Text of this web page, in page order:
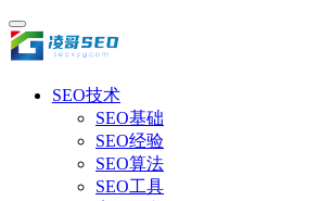
SEO技术
SEO基础
SEO经验
SEO算法
SEO工具